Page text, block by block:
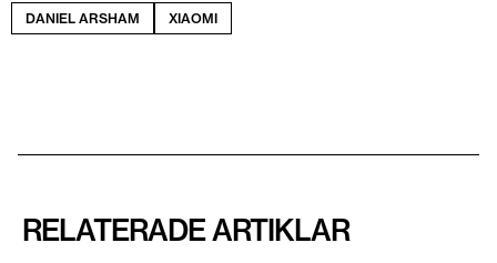
DANIEL ARSHAM XIAOMI
RELATERADE ARTIKLAR